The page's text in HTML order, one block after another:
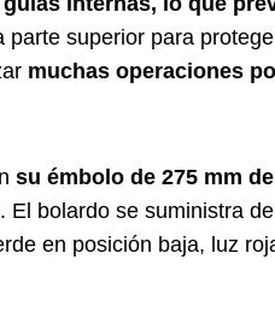
superior para
muchas operaciones
su émbolo de 275 mm
. El bolardo se suministra
en posición baja, luz